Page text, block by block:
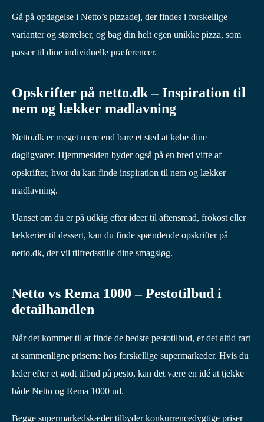
Gå på opdagelse i Netto’s pizzadej, der findes i forskellige
varianter og størrelser, og bag din helt egen unikke pizza, som
passer til dine individuelle præferencer.
Opskrifter på netto.dk – Inspiration til
nem og lækker madlavning
Netto.dk er meget mere end bare et sted at købe dine
dagligvarer. Hjemmesiden byder også på en bred vifte af
opskrifter, hvor du kan finde inspiration til nem og lækker
madlavning.
Uanset om du er på udkig efter ideer til aftensmad, frokost eller
lækkerier til dessert, kan du finde spændende opskrifter på
netto.dk, der vil tilfredsstille dine smagsløg.
Netto vs Rema 1000 – Pestotilbud i
detailhandlen
Når det kommer til at finde de bedste pestotilbud, er det altid rart
at sammenligne priserne hos forskellige supermarkeder. Hvis du
leder efter et godt tilbud på pesto, kan det være en idé at tjekke
både Netto og Rema 1000 ud.
Begge supermarkedskæder tilbyder konkurrencedygtige priser